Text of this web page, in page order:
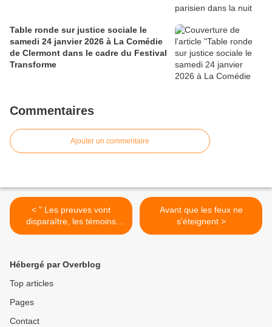
Table ronde sur justice sociale le
samedi 24 janvier 2026 à La Comédie
de Clermont dans le cadre du Festival
Transforme
Commentaires
Ajouter un commentaire
< " Les preuves vont
disparaître, les témoins
vont s'évanouir, les
Avant que les feux ne
s'éteignent >
Hébergé par Overblog
Top articles
Pages
Contact